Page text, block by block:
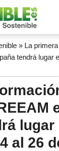
» La
tendrá lugar
lugar
al 26